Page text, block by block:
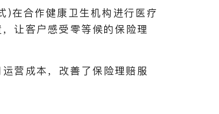
)在合作健康卫生机构进行医疗
让客户感受零等候的保险理
营成本，改善了保险理赔服